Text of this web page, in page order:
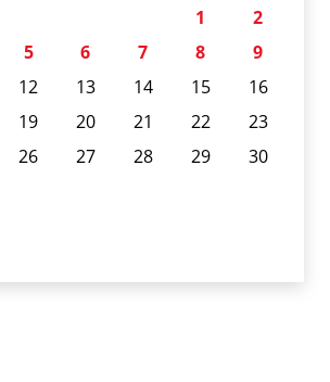
1
2
5 6 7 8
9
12 13 14 15
16
19 20 21 22
23
26 27 28 29
30